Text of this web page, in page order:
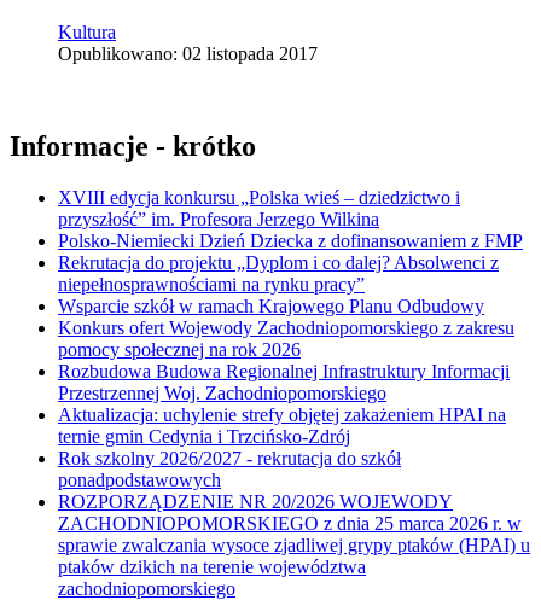
Kultura
Opublikowano: 02 listopada 2017
Informacje - krótko
XVIII edycja konkursu „Polska wieś – dziedzictwo i
przyszłość” im. Profesora Jerzego Wilkina
Polsko-Niemiecki Dzień Dziecka z dofinansowaniem z FMP
Rekrutacja do projektu „Dyplom i co dalej? Absolwenci z
niepełnosprawnościami na rynku pracy”
Wsparcie szkół w ramach Krajowego Planu Odbudowy
Konkurs ofert Wojewody Zachodniopomorskiego z zakresu
pomocy społecznej na rok 2026
Rozbudowa Budowa Regionalnej Infrastruktury Informacji
Przestrzennej Woj. Zachodniopomorskiego
Aktualizacja: uchylenie strefy objętej zakażeniem HPAI na
ternie gmin Cedynia i Trzcińsko-Zdrój
Rok szkolny 2026/2027 - rekrutacja do szkół
ponadpodstawowych
ROZPORZĄDZENIE NR 20/2026 WOJEWODY
ZACHODNIOPOMORSKIEGO z dnia 25 marca 2026 r. w
sprawie zwalczania wysoce zjadliwej grypy ptaków (HPAI) u
ptaków dzikich na terenie województwa
zachodniopomorskiego